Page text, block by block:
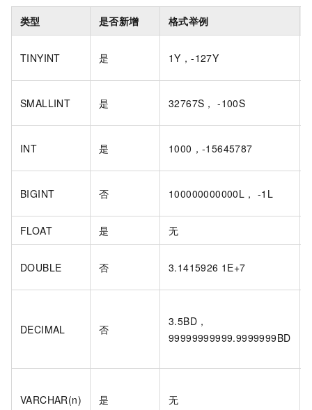
类型 是否新增 格式举例
TINYINT 是 1Y，-127Y
SMALLINT 是 32767S， -100S
INT 是 1000，-15645787
BIGINT 否 100000000000L， -1L
FLOAT 是 无
DOUBLE 否 3.1415926 1E+7
DECIMAL 否
3.5BD，
99999999999.9999999BD
VARCHAR(n) 是 无